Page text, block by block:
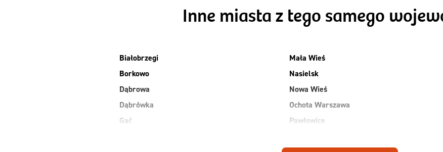
Inne miasta z tego samego
Białobrzegi
Borkowo
Dąbrowa
Dąbrówka
Gać
Mała Wieś
Nasielsk
Nowa Wieś
Ochota Warszawa
Pawłowice